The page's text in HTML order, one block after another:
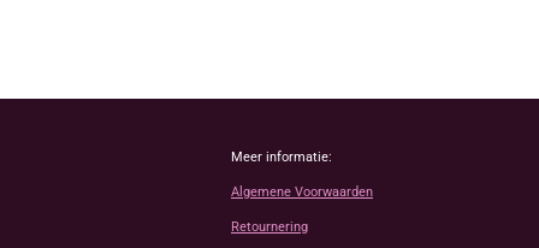
Meer informatie:
Algemene Voorwaarden
Retournering